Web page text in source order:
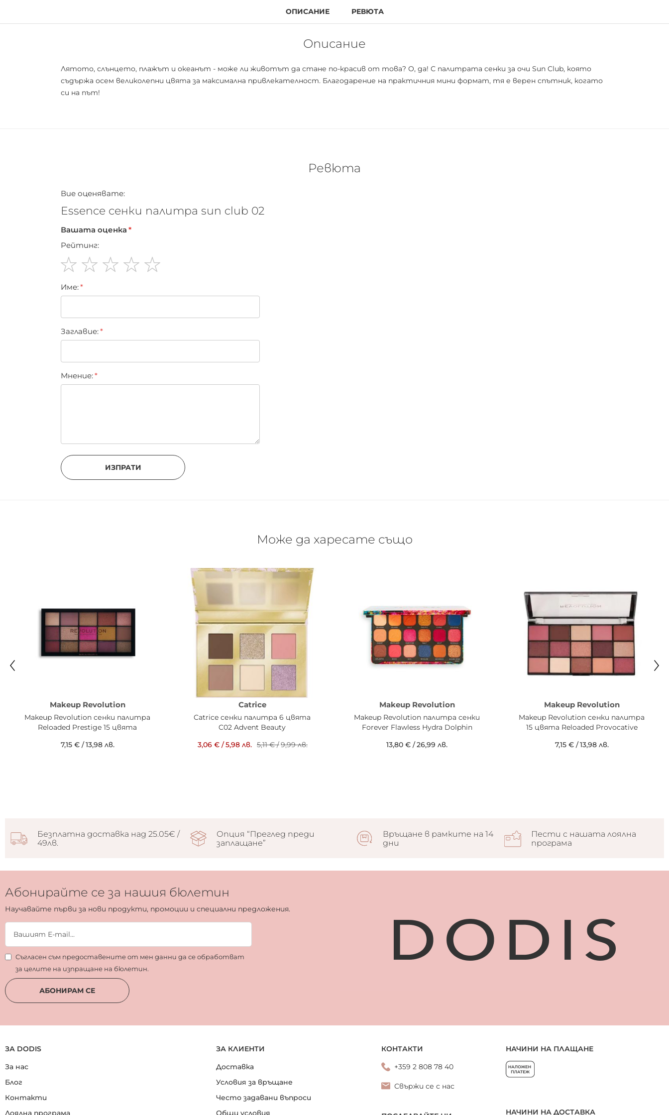
ОПИСАНИЕ РЕВЮТА
Описание
Лятото, слънцето, плажът и океанът - може ли животът да стане по-красив от това? О, да! С палитрата сенки за очи Sun Club, която
съдържа осем великолепни цвята за максимална привлекателност. Благодарение на практичния мини формат, тя е верен спътник, когато
си на път!
Ревюта
Вие оценявате:
Essence сенки палитра sun club 02
Вашата оценка
Рейтинг:
star
stars
stars
stars
stars
Име:
Заглавиe:
Мнение:
ИЗПРАТИ
Може да харесате също
Makeup Revolution
Makeup Revolution сенки палитра
Reloaded Prestige 15 цвята
7,15 €/13,98 лв.
Catrice
Catrice сенки палитра 6 цвята
C02 Advent Beauty
3,06 € /5,98 лв. 5,11 €/9,99 лв.
Makeup Revolution
Makeup Revolution палитра сенки
Forever Flawless Hydra Dolphin
13,80 € /26,99 лв.
Makeup Revolution
Makeup Revolution сенки палитра
15 цвята Reloaded Provocative
7,15 €/13,98 лв.
Безплатна доставка над 25.05€ /
49лв.
Опция “Преглед преди
заплащане”
Връщане в рамките на 14
дни
Пести с нашата лоялна
програма
Абонирайте се за нашия бюлетин
Научавайте първи за нови продукти, промоции и специални предложения.
Съгласен съм предоставените от мен данни да се обработват
за целите на изпращане на бюлетин.
АБОНИРАМ СЕ
ЗА DODIS
За нас
Блог
Контакти
Лоялна програма
ЗА КЛИЕНТИ
Доставка
Условия за връщане
Често задавани въпроси
Общи условия
КОНТАКТИ
+359 2 808 78 40
Свържи се с нас
НАЧИНИ НА ПЛАЩАНЕ
НАЧИНИ НА ДОСТАВКА